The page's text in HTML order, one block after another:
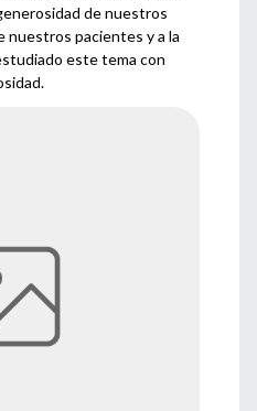
de nuestros
nuestros pacientes y a la
este tema con